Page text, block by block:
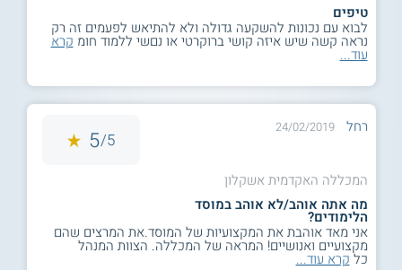
טיפים
לבוא עם נכונות להשקעה גדולה ולא להתיאש לפעמים זה רק
נראה קשה שיש איזה קושי ברוקרטי או נםשי ללמוד חומ קרא
עוד...
רחל 24/02/2019
5/
5
המכללה האקדמית אשקלון
מה אתה אוהב/לא אוהב במוסד
הלימודים?
אני מאד אוהבת את המקצועיות של המוסד.את המרצים שהם
מקצועיים ואנושיים! המראה של המכללה. הצוות המנהל
כל קרא עוד...